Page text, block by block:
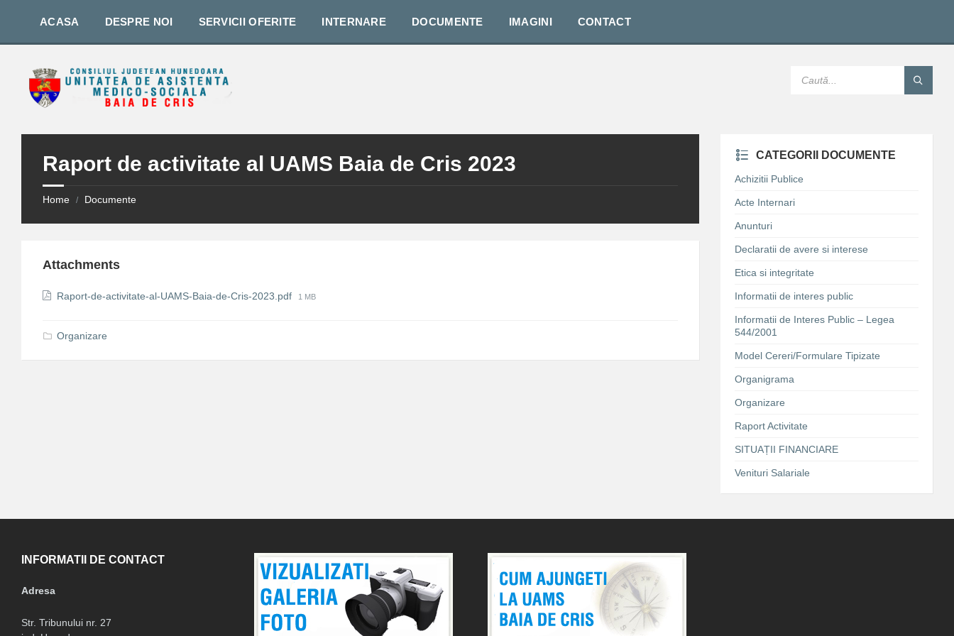
sidebar
ACASA DESPRE NOI SERVICII OFERITE INTERNARE DOCUMENTE IMAGINI CONTACT
Raport de activitate al UAMS Baia de Cris 2023
Home / Documente
Attachments
Raport-de-activitate-al-UAMS-Baia-de-Cris-2023.pdf
File
1 MB
Organizare
CATEGORII DOCUMENTE
Achizitii Publice
Acte Internari
Anunturi
Declaratii de avere si interese
Etica si integritate
Informatii de interes public
Informatii de Interes Public – Legea
544/2001
Model Cereri/Formulare Tipizate
Organigrama
Organizare
Raport Activitate
SITUAȚII FINANCIARE
Venituri Salariale
INFORMATII DE CONTACT
Adresa
Str. Tribunului nr. 27